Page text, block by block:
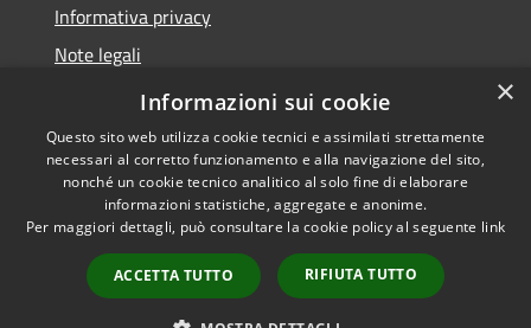
Informativa privacy
Note legali
Dichiarazione di accessibilità
Accessibilità
Copyright © 2026 • Comune di
Gimigliano • Powered by
Municipium•
Accesso
redazione
×
Informazioni sui cookie
Questo sito web utilizza cookie tecnici e assimilati strettamente
necessari al corretto funzionamento e alla navigazione del sito,
nonché un cookie tecnico analitico al solo fine di elaborare
informazioni statistiche, aggregate e anonime.
Per maggiori dettagli, può consultare la cookie policy al seguente link
ACCETTA TUTTO RIFIUTA TUTTO